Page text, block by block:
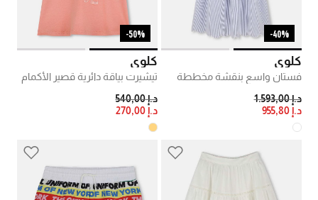
40%-
كلوي
فستان واسع بنقشة مخططة
PRICE REDUCED FROM
د.إ 1.593,00
د.إ 955,80
50%-
كلوي
تيشيرت بياقة دائرية قصير الأكمام
PRICE REDUCED FROM
د.إ 540,00
TO
د.إ 270,00